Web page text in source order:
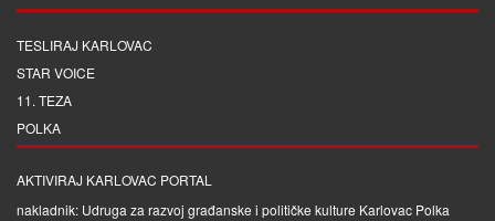
TESLIRAJ KARLOVAC
STAR VOICE
11. TEZA
POLKA
AKTIVIRAJ KARLOVAC PORTAL
nakladnik: Udruga za razvoj građanske i političke kulture Karlovac Polka